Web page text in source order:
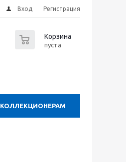
Вход Регистрация
Корзина
пуста
КОЛЛЕКЦИОНЕРАМ